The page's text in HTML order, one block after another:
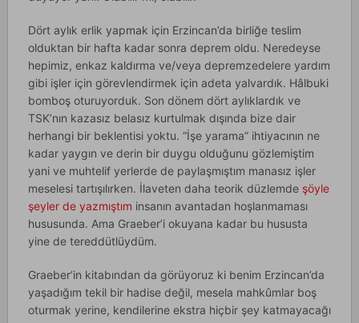
Dört aylık erlik yapmak için Erzincan’da birliğe teslim
olduktan bir hafta kadar sonra deprem oldu. Neredeyse
hepimiz, enkaz kaldırma ve/veya depremzedelere yardım
gibi işler için görevlendirmek için adeta yalvardık. Hâlbuki
bomboş oturuyorduk. Son dönem dört aylıklardık ve
TSK’nın kazasız belasız kurtulmak dışında bize dair
herhangi bir beklentisi yoktu. “İşe yarama” ihtiyacının ne
kadar yaygın ve derin bir duygu olduğunu gözlemiştim
yani ve muhtelif yerlerde de paylaşmıştım manasız işler
meselesi tartışılırken. İlaveten daha teorik düzlemde şöyle
şeyler de yazmıştım insanın avantadan hoşlanmaması
hususunda. Ama Graeber’i okuyana kadar bu hususta
yine de tereddütlüydüm.
Graeber’in kitabından da görüyoruz ki benim Erzincan’da
yaşadığım tekil bir hadise değil, mesela mahkûmlar boş
oturmak yerine, kendilerine ekstra hiçbir şey katmayacağı